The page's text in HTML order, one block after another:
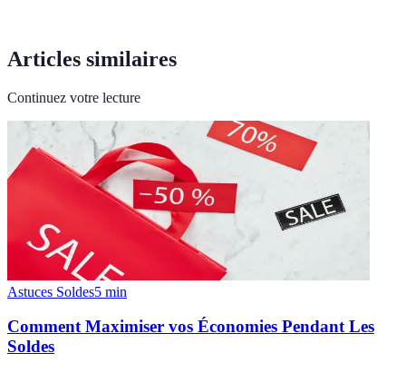
Articles similaires
Continuez votre lecture
Astuces Soldes5 min
Comment Maximiser vos Économies Pendant Les
Soldes